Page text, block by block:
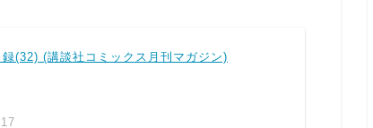
(32) (講談社コミックス月刊マガジン)